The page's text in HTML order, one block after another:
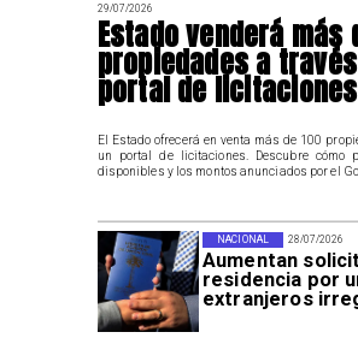
28/07/2026
Aumentan
residencia por
extranjeros
NACIONAL
29/07/2026
Estado venderá más
propiedades a
portal de licitaciones
El Estado ofrecerá en venta más de 100
un portal de licitaciones. Descubre cómo
disponibles y los montos anunciados por el